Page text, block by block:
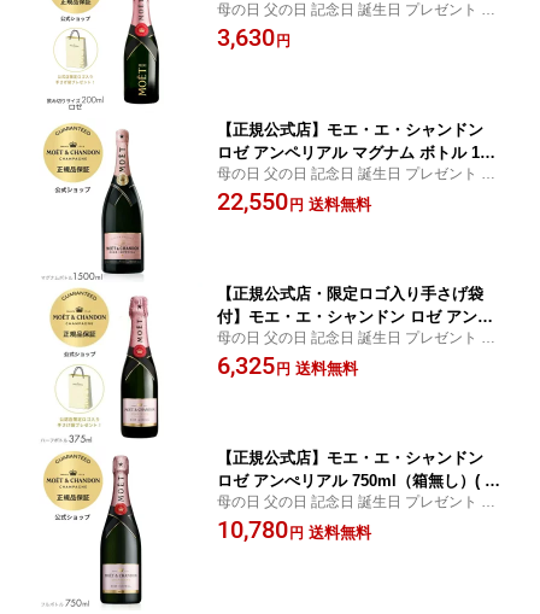
リアル ミニ ロゼ 200ml（箱無し） (シ
ャンパン ブリュット ロゼ) ／ MOET&C
母の日 父の日 記念日 誕生日 プレゼント 内
祝い 結婚 祝い 結婚祝い 出産 お返し お祝い
結婚式 ギフト ごあいさつ ご挨拶 新築祝い
3,630 円
【正規公式店】モエ・エ・シャンドン
ロゼ アンペリアル マグナム ボトル 150
0 ml (シャンパン ブリュット 辛口)
箱無 / MOET&CHANDON ROSE IMPER
母の日 父の日 記念日 誕生日 プレゼント 内
祝い 結婚 祝い 結婚祝い 出産 お返し お祝い
結婚式 ギフト ごあいさつ ご挨拶 新築祝い
22,550 円 送料無料
【正規公式店・限定ロゴ入り手さげ袋
付】モエ・エ・シャンドン ロゼ アンぺ
リアル 375ml（箱無し）( シャンパン ロ
ゼ ブリュット 辛口) ／ MOET&CHAND
母の日 父の日 記念日 誕生日 プレゼント 内
祝い 結婚 祝い 結婚祝い 出産 お返し お祝い
結婚式 ギフト ごあいさつ ご挨拶 新築祝い
6,325 円 送料無料
【正規公式店】モエ・エ・シャンドン
ロゼ アンぺリアル 750ml（箱無し）( シ
ャンパン ロゼ ブリュット 辛口) ／ MOE
T&CHANDON ROSE IMPERIAL (Cham
母の日 父の日 記念日 誕生日 プレゼント 内
祝い 結婚 祝い 結婚祝い 出産 お返し お祝い
結婚式 ギフト ごあいさつ ご挨拶 新築祝い
10,780 円 送料無料